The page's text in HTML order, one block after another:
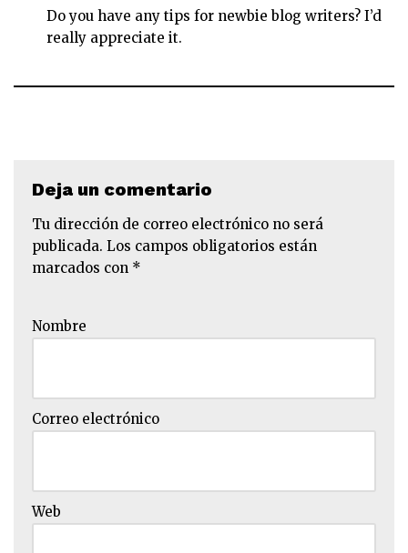
Do you have any tips for newbie blog writers? I’d
really appreciate it.
Deja un comentario
Tu dirección de correo electrónico no será
publicada. Los campos obligatorios están
marcados con *
Nombre
Correo electrónico
Web